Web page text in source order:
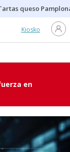
queso
Kiosko
en